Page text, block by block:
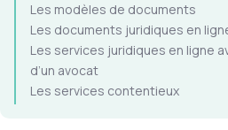
Les modèles de documents
Les documents juridiques en
Les services juridiques en ligne
d’un avocat
Les services contentieux